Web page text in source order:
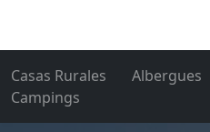
Casas Rurales Albergues
Campings